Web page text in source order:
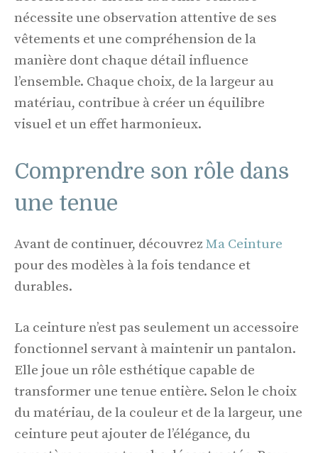
nécessite une observation attentive de ses
vêtements et une compréhension de la
manière dont chaque détail influence
l’ensemble. Chaque choix, de la largeur au
matériau, contribue à créer un équilibre
visuel et un effet harmonieux.
Comprendre son rôle dans
une tenue
Avant de continuer, découvrez Ma Ceinture
pour des modèles à la fois tendance et
durables.
La ceinture n’est pas seulement un accessoire
fonctionnel servant à maintenir un pantalon.
Elle joue un rôle esthétique capable de
transformer une tenue entière. Selon le choix
du matériau, de la couleur et de la largeur, une
ceinture peut ajouter de l’élégance, du